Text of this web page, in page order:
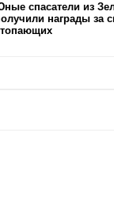
спасатели из
награды за